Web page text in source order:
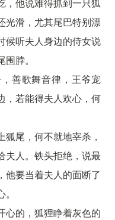
光滑，尤其尾巴特别漂
候听夫人身边的侍女说
脖。
善歌舞音律，王爷宠
，若能得夫人欢心，何
尾，何不就地宰杀，
夫人。铁头拒绝，说最
他要当着夫人的面断了
心的，狐狸睁着灰色的